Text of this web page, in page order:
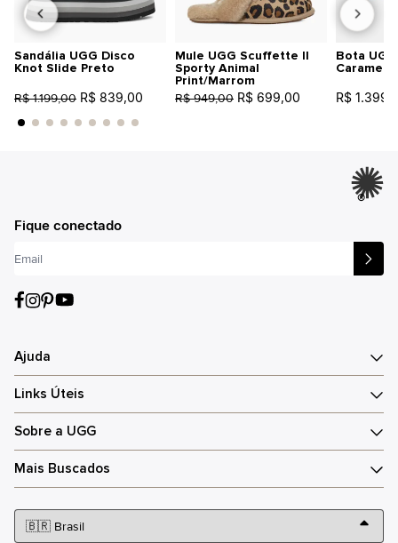
Sandália UGG Disco
Knot Slide Preto
R$ 1.199,00 R$ 839,00
Mule UGG Scuffette II
Sporty Animal
Print/Marrom
R$ 949,00 R$ 699,00
Bota
Caramelo
R$
®
Fique conectado
Ajuda
Links Úteis
Sobre a UGG
Mais Buscados